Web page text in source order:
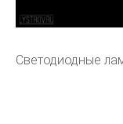
Светодиодные